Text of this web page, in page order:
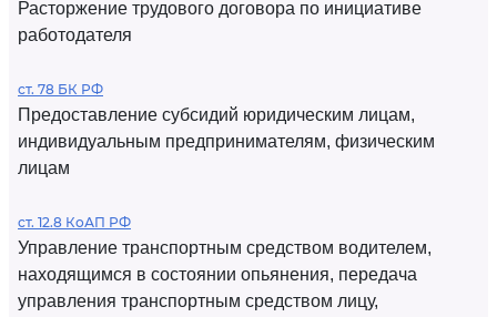
Расторжение трудового договора по инициативе
работодателя
ст. 78 БК РФ
Предоставление субсидий юридическим лицам,
индивидуальным предпринимателям, физическим
лицам
ст. 12.8 КоАП РФ
Управление транспортным средством водителем,
находящимся в состоянии опьянения, передача
управления транспортным средством лицу,